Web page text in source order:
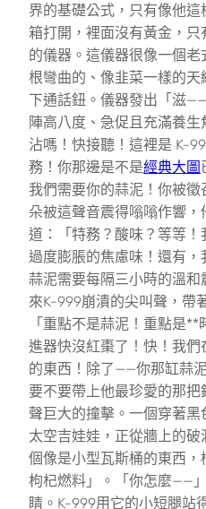
界的基礎公式，只有像他
箱打開，裡面沒有黃金，
的儀器。這儀器很像一個
根彎曲的、像韭菜一樣的
下通話鈕。儀器發出「滋
陣高八度、急促且充滿養
沾嗎！快接聽！這裡是 K-
務！你那邊是不是經典大圖
我們需要你的蒜泥！你被
朵被這聲音震得嗡嗡作響
道：「特務？酸味？等等
過度膨脹的焦慮味！還有
蒜泥需要每隔三小時的溫
來K-999崩潰的尖叫聲，帶
「重點不是蒜泥！重點是
進器快沒紅棗了！快！我
的東西！除了——你那缸蒜
要不要帶上他最珍愛的那
聲巨大的撞擊。一個穿著
太空吉娃娃，正從牆上的
個像是小型瓦斯桶的東西
枸杞燃料」。「你怎麼——
睛。K-999用它的小短腿站